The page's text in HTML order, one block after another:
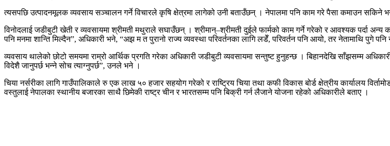
त्यसपछि उत्पादनमूलक व्यवसाय सञ्चालन गर्ने विचारले कृषि क्षेत्रमा लागेको उनी बताउँछन् । नेपालमा पनि काम गरे पैसा कमाउन सकिने
विनोदलाई जडीबुटी खेती र व्यवसायमा श्रीमती मथुराले सघाउँछन् । श्रीमान्–श्रीमती दुईले फार्मको काम गर्ने गरेको र आवश्यक पर्दा
पनि मनमा शान्ति मिल्दैन”, अधिकारी भने, “अझ म त पुरानो राज्य व्यवस्था परिवर्तनका लागि लडेँ, परिवर्तन पनि आयो, तर नेतामाथि पुगे
व्यवसाय थालेको छोटो समयमा राम्रो आर्थिक प्रगति गरेका अधिकारी जडीबुटी व्यवसायमा सन्तुष्ट हुनुहन्छ । बिहानदेखि साँझसम्म
विदेशै जानुपर्छ भन्ने सोच त्याग्नुपर्छ”, उनले भने ।
चिया नर्सरीका लागि गाउँपालिकाले रु एक लाख ५० हजार सहयोग गरेको र राष्ट्रिय चिया तथा कफी विकास बोर्ड क्षेत्रीय कार्यालय
वस्तुलाई नेपालका स्थानीय बजारका साथै छिमेकी राष्ट्र चीन र भारतसम्म पनि बिक्री गर्न लैजाने योजना रहेको अधिकारीले बताए ।